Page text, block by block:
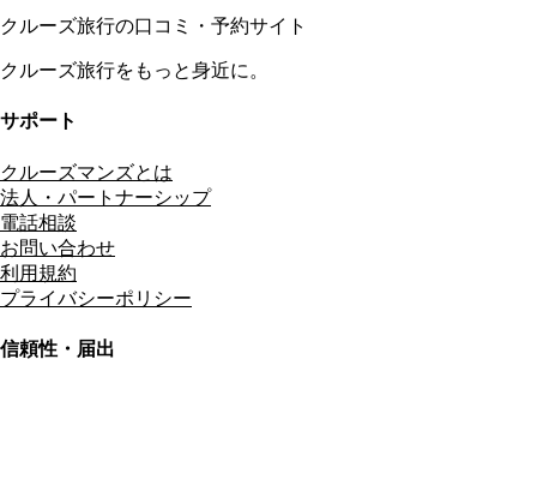
クルーズ旅行の口コミ・予約サイト
クルーズ旅行をもっと身近に。
サポート
クルーズマンズとは
法人・パートナーシップ
電話相談
お問い合わせ
利用規約
プライバシーポリシー
信頼性・届出